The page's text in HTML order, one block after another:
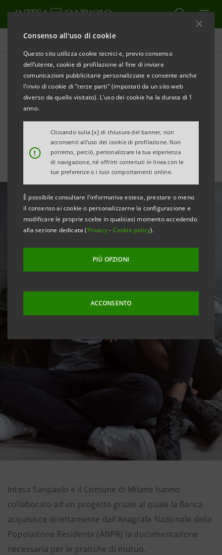
Consenso all'uso di cookie
Questo sito utilizza cookie tecnici e, previo consenso
dell’utente, cookie di profilazione al fine di inviare
comunicazioni pubblicitarie personalizzate e consente anche
l'invio di cookie di "terze parti" (impostati da un sito web
diverso da quello visitato). L'uso dei cookie ha la durata di 1
anno.
!
Cliccando sulla [x] di chiusura del banner, non
acconsenti all’uso dei cookie di profilazione. Non
potremo, perciò, personalizzare la tua esperienza
di navigazione, né offrirti contenuti in linea con le
tue preferenze o i tuoi comportamenti online.
È possibile consultare l'informativa estesa, prestare o meno
il consenso ai cookie o personalizzarne la configurazione e
modificare le proprie scelte in qualsiasi momento accedendo
alla sezione dedicata (Privacy- Cookie policy).
PIÙ OPZIONI
ACCONSENTO
Tutte le news
Progetto pilota per
semplificare e velocizzare le
pratiche di richiesta mutuo
Intesa Sanpaolo e il Comune di Milano hanno
collaborato ad un progetto grazie al quale la Banca
acquisisce direttamente dall’Anagrafe Nazionale della
Popolazione Residente (ANPR) la documentazione
necessaria per le pratiche di mutuo.